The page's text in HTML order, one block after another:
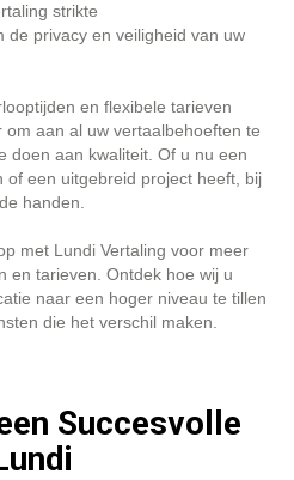
strikte
de privacy en veiligheid van uw
en flexibele tarieven
aan al uw vertaalbehoeften te
doen aan kwaliteit. Of u nu een
of een uitgebreid project heeft, bij
handen.
met Lundi Vertaling voor meer
en tarieven. Ontdek hoe wij u
naar een hoger niveau te tillen
die het verschil maken.
Succesvolle